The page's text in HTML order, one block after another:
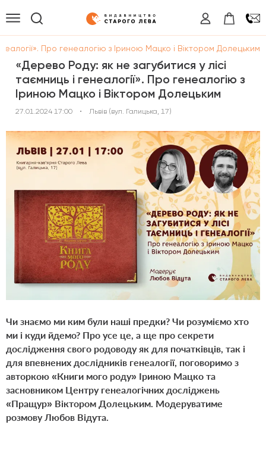
Про генеалогію з Іриною Мацко і Віктором Долецьким
«Дерево Роду: як не загубитися у лісі
таємниць і генеалогії». Про генеалогію з
Іриною Мацко і Віктором Долецьким
27.01.2024 17:00 • Львів (вул. Галицька, 17)
Чи знаємо ми ким були наші предки? Чи розуміємо хто
ми і куди йдемо? Про усе це, а ще про секрети
дослідження свого родоводу як для початківців, так і
для впевнених дослідників генеалогії, поговоримо з
авторкою «Книги мого роду» Іриною Мацко та
засновником Центру генеалогічних досліджень
«Пращур» Віктором Долецьким. Модеруватиме
розмову Любов Відута.